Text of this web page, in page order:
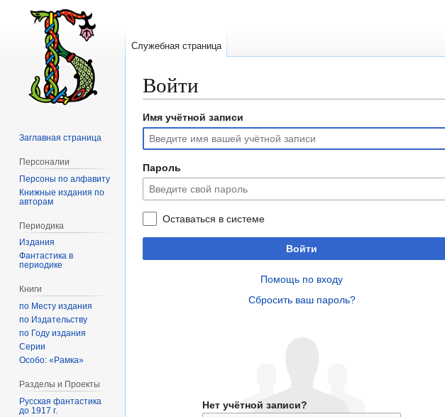
Войти
Перейти
навигации
Перейти
поиску
Имя учётной записи
Пароль
Оставаться в системе
Войти
Помощь по входу
Сбросить ваш пароль?
Нет учётной записи?
Служебная страница
Заглавная страница
Персоналии
Персоны по алфавиту
Книжные издания по
авторам
Периодика
Издания
Фантастика в
периодике
Книги
по Месту издания
по Издательству
по Году издания
Серии
Особо: «Рамка»
Разделы и Проекты
Русская фантастика
до 1917 г.